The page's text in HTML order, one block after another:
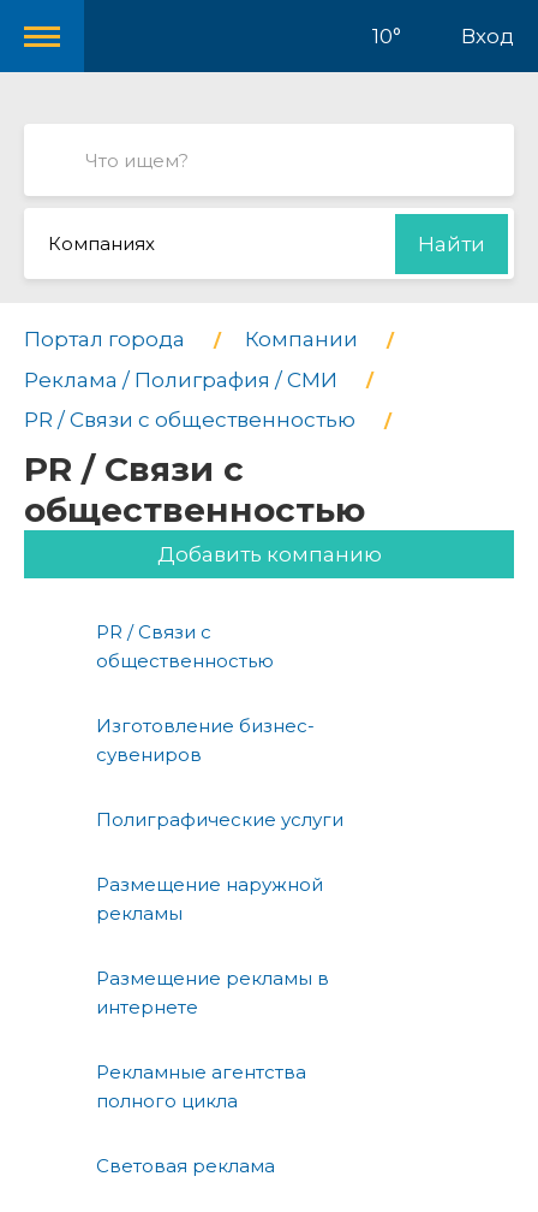
10° Вход
Компаниях Найти
Портал города
Компании
Реклама / Полиграфия / СМИ
PR / Связи с общественностью
PR / Связи с
общественностью
Добавить компанию
PR / Связи с
общественностью
Изготовление бизнес-
сувениров
Полиграфические услуги
Размещение наружной
рекламы
Размещение рекламы в
интернете
Рекламные агентства
полного цикла
Световая реклама